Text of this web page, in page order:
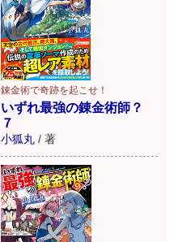
錬金術で奇跡を起こせ！
いずれ最強の錬金術師？
７
小狐丸 / 著